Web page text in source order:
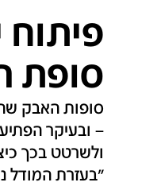
פיתוח
סופת
סופות האבק
– ובעיקר
ולשרטט בכך
"בעזרת המודל